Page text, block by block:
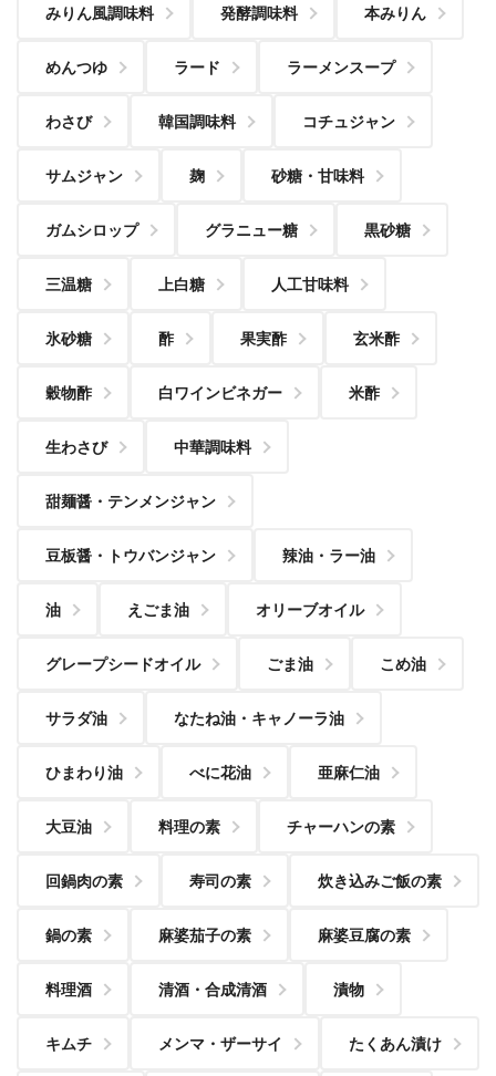
みりん風調味料 発酵調味料 本みりん
めんつゆ ラード ラーメンスープ
わさび 韓国調味料 コチュジャン
サムジャン 麹 砂糖・甘味料
ガムシロップ グラニュー糖 黒砂糖
三温糖 上白糖 人工甘味料
氷砂糖 酢 果実酢 玄米酢
穀物酢 白ワインビネガー 米酢
生わさび 中華調味料
甜麺醤・テンメンジャン
豆板醤・トウバンジャン 辣油・ラー油
油 えごま油 オリーブオイル
グレープシードオイル ごま油 こめ油
サラダ油 なたね油・キャノーラ油
ひまわり油 べに花油 亜麻仁油
大豆油 料理の素 チャーハンの素
回鍋肉の素 寿司の素 炊き込みご飯の素
鍋の素 麻婆茄子の素 麻婆豆腐の素
料理酒 清酒・合成清酒 漬物
キムチ メンマ・ザーサイ たくあん漬け